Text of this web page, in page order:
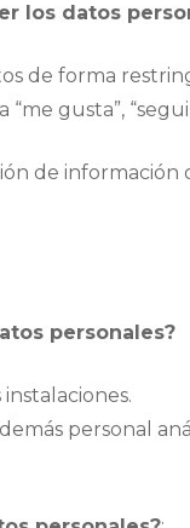
los datos
de forma
gusta”,
de
personales?
personal